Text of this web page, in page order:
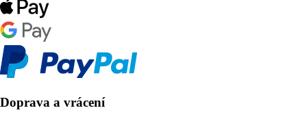
Doprava a vrácení